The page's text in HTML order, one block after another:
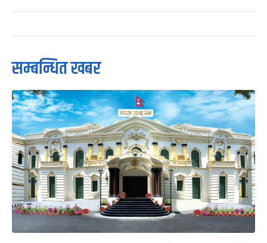
सम्बन्धित खबर